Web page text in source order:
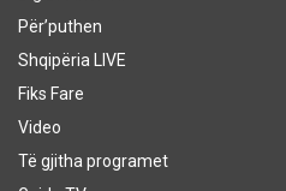
Për’puthen
Shqipëria LIVE
Fiks Fare
Video
Të gjitha programet